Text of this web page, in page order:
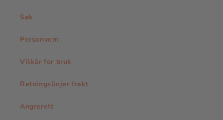
Søk
Personvern
Vilkår for bruk
Retningslinjer frakt
Angrerett